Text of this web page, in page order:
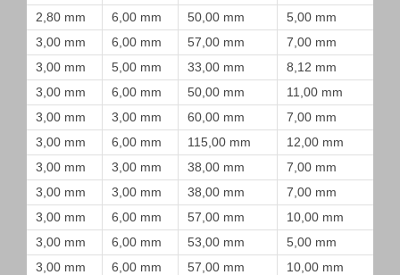
2,80 mm
6,00 mm 50,00 mm
5,00 mm
3,00 mm
6,00 mm 57,00 mm
7,00 mm
3,00 mm
5,00 mm 33,00 mm
8,12 mm
3,00 mm
6,00 mm 50,00 mm
11,00 mm
3,00 mm
3,00 mm 60,00 mm
7,00 mm
3,00 mm
6,00 mm 115,00 mm
12,00 mm
3,00 mm
3,00 mm 38,00 mm
7,00 mm
3,00 mm
3,00 mm 38,00 mm
7,00 mm
3,00 mm
6,00 mm 57,00 mm
10,00 mm
3,00 mm
6,00 mm 53,00 mm
5,00 mm
3,00 mm
6,00 mm 57,00 mm
10,00 mm